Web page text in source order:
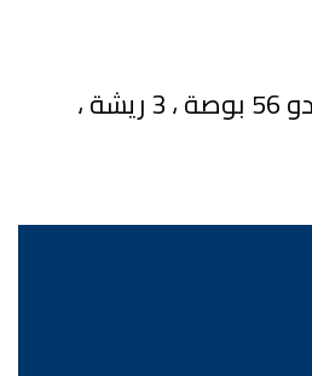
مروحة سقف تورنيدو 56 بوصة ، 3 ريشة ،